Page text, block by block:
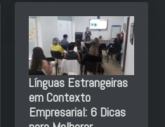
Línguas Estrangeiras
em Contexto
Empresarial: 6 Dicas